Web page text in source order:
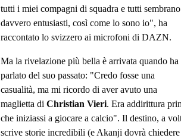
tutti i miei compagni di squadra e tutti sembrano
davvero entusiasti, così come lo sono io", ha
raccontato lo svizzero ai microfoni di DAZN.
Ma la rivelazione più bella è arrivata quando ha
parlato del suo passato: "Credo fosse una
casualità, ma mi ricordo di aver avuto una
maglietta di Christian Vieri. Era addirittura
che iniziassi a giocare a calcio". Il destino, a
scrive storie incredibili (e Akanji dovrà chiedere